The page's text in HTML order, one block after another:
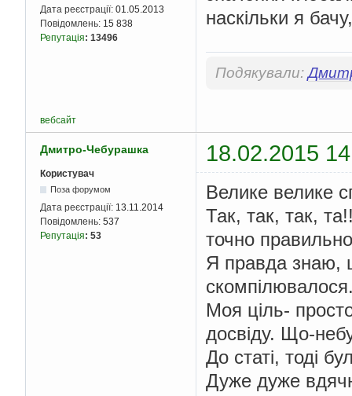
Дата реєстрації: 01.05.2013
Повідомлень: 15 838
Репутація: 13496
наскільки я
Подякували:
вебсайт
Дмитро-Чебурашка 18.02.2015
Користувач
Поза форумом
Дата реєстрації: 13.11.2014
Повідомлень: 537
Репутація: 53
Велике велике
Так, так, так,
точно
Я правда знаю,
Моя ціль-
досвіду. Що-
До статі, тоді
Дуже дуже